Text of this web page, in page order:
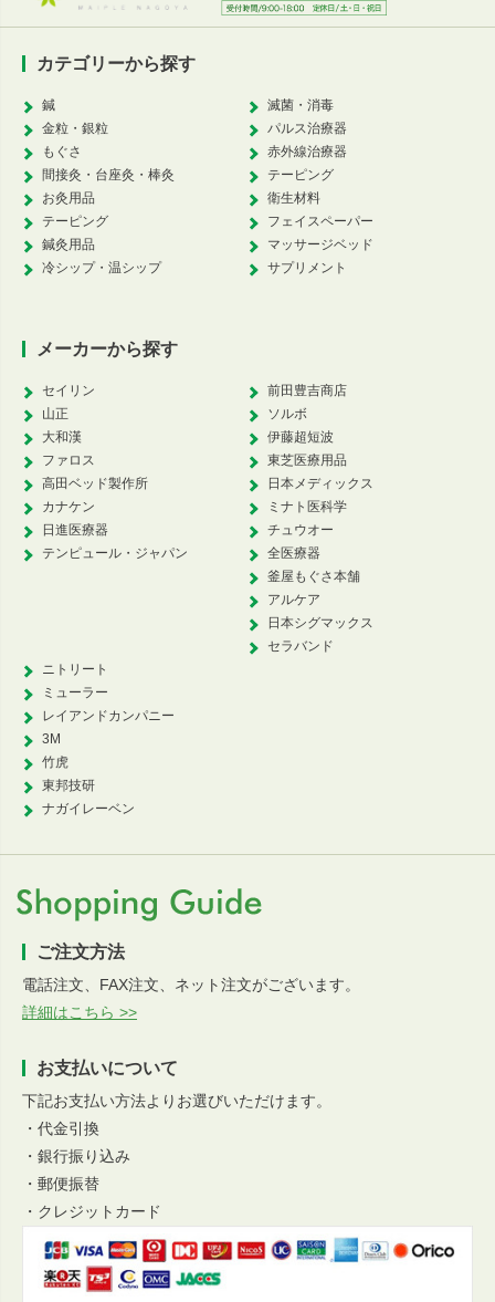
カテゴリーから探す
鍼
金粒・銀粒
もぐさ
間接灸・台座灸・棒灸
お灸用品
テーピング
鍼灸用品
冷シップ・温シップ
滅菌・消毒
パルス治療器
赤外線治療器
テーピング
衛生材料
フェイスペーパー
マッサージベッド
サプリメント
メーカーから探す
セイリン
山正
大和漢
ファロス
高田ベッド製作所
カナケン
日進医療器
テンピュール・ジャパン
前田豊吉商店
ソルボ
伊藤超短波
東芝医療用品
日本メディックス
ミナト医科学
チュウオー
全医療器
釜屋もぐさ本舗
アルケア
日本シグマックス
セラバンド
ニトリート
ミューラー
レイアンドカンパニー
3M
竹虎
東邦技研
ナガイレーベン
ご注文方法
電話注文、FAX注文、ネット注文がございます。
詳細はこちら >>
お支払いについて
下記お支払い方法よりお選びいただけます。
・代金引換
・銀行振り込み
・郵便振替
・クレジットカード